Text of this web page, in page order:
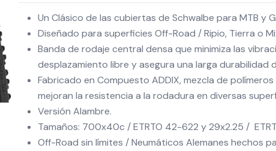
Un Clásico de las cubiertas de Schwalbe para MTB y
Diseñado para superficies Off-Road / Ripio, Tierra o
Banda de rodaje central densa que minimiza las
desplazamiento libre y asegura una larga durabilidad
Fabricado en Compuesto ADDIX, mezcla de
mejoran la resistencia a la rodadura en diversas
Versión Alambre.
Tamaños: 700x40c / ETRTO 42-622 y 29x2.25 /
Off-Road sin límites / Neumáticos Alemanes hechos